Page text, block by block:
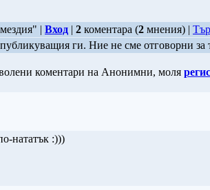
| Вход | 2 коментара (2 мнения) |
ги. Ние не сме отговорни за
коментари на Анонимни, моля
нататък :)))